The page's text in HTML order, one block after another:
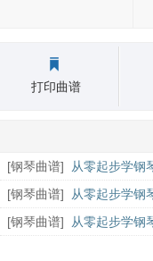
打印曲谱
[钢琴曲谱]
从零起步学钢
钟学会双手演奏欢乐颂
[钢琴曲谱]
从零起步学钢
会双手演奏生日快乐
[钢琴曲谱]
从零起步学钢